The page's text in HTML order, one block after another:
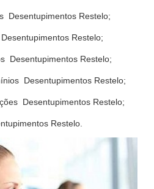
Desentupimentos Restelo;
Restelo;
Desentupimentos Restelo;
Desentupimentos Restelo;
Desentupimentos Restelo;
Restelo.